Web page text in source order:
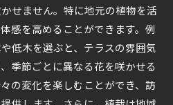
む植物選び
照明計画
せません。特に地元の植物を活
感を高めることができます。例
低木を選ぶと、テラスの雰囲気
季節ごとに異なる花を咲かせる
の変化を楽しむことができ、訪